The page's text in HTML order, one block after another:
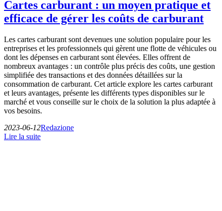
Cartes carburant : un moyen pratique et
efficace de gérer les coûts de carburant
Les cartes carburant sont devenues une solution populaire pour les
entreprises et les professionnels qui gèrent une flotte de véhicules ou
dont les dépenses en carburant sont élevées. Elles offrent de
nombreux avantages : un contrôle plus précis des coûts, une gestion
simplifiée des transactions et des données détaillées sur la
consommation de carburant. Cet article explore les cartes carburant
et leurs avantages, présente les différents types disponibles sur le
marché et vous conseille sur le choix de la solution la plus adaptée à
vos besoins.
2023-06-12Redazione
Lire la suite